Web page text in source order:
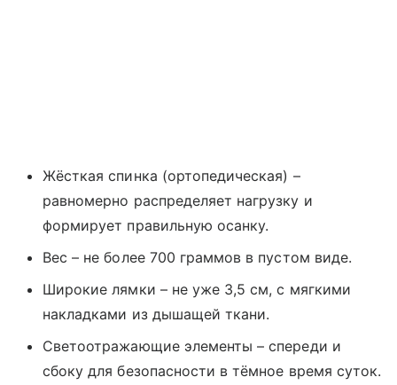
Жёсткая спинка (ортопедическая) –
равномерно распределяет нагрузку и
формирует правильную осанку.
Вес – не более 700 граммов в пустом виде.
Широкие лямки – не уже 3,5 см, с мягкими
накладками из дышащей ткани.
Светоотражающие элементы – спереди и
сбоку для безопасности в тёмное время суток.